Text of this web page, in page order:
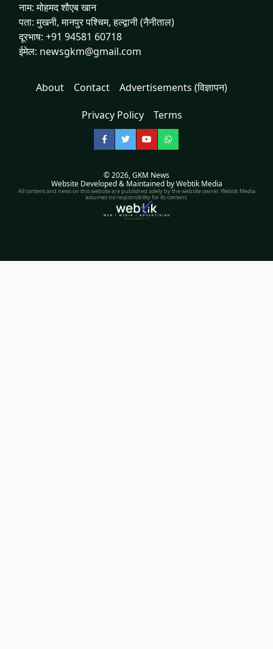
नाम: मोहमद शौएब खान
पता: मुखनी, मानपुर पश्चिम, हल्द्वानी (नैनीताल)
दूरभाष: +91 94581 60718
ईमेल: newsgkm@gmail.com
About Contact Advertisements (विज्ञापन)
Privacy Policy Terms
Facebook
TwitterYouTubeWhatsApp
© 2026,GKM News
Website Developed & Maintained by Webtik Media
All content and news on this website are published solely by the website owner. Webtik Media
assumes no responsibility for its content.